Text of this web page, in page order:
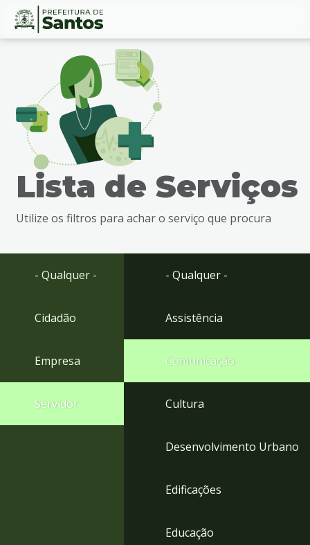
Ir
busca
Ir
Conteúdo
Lista de Serviços
Utilize os filtros para achar o serviço que procura
- Qualquer -
Cidadão
Empresa
Servidor
- Qualquer -
Assistência
Comunicação
Cultura
Desenvolvimento Urbano
Edificações
Educação